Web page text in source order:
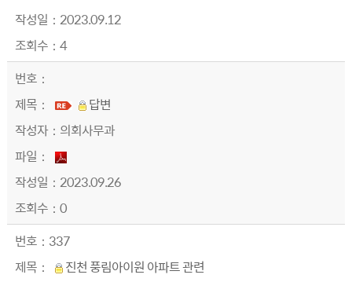
2023.09.12
4
답변
의회사무과
2023.09.26
0
337
진천 풍림아이원 아파트 관련